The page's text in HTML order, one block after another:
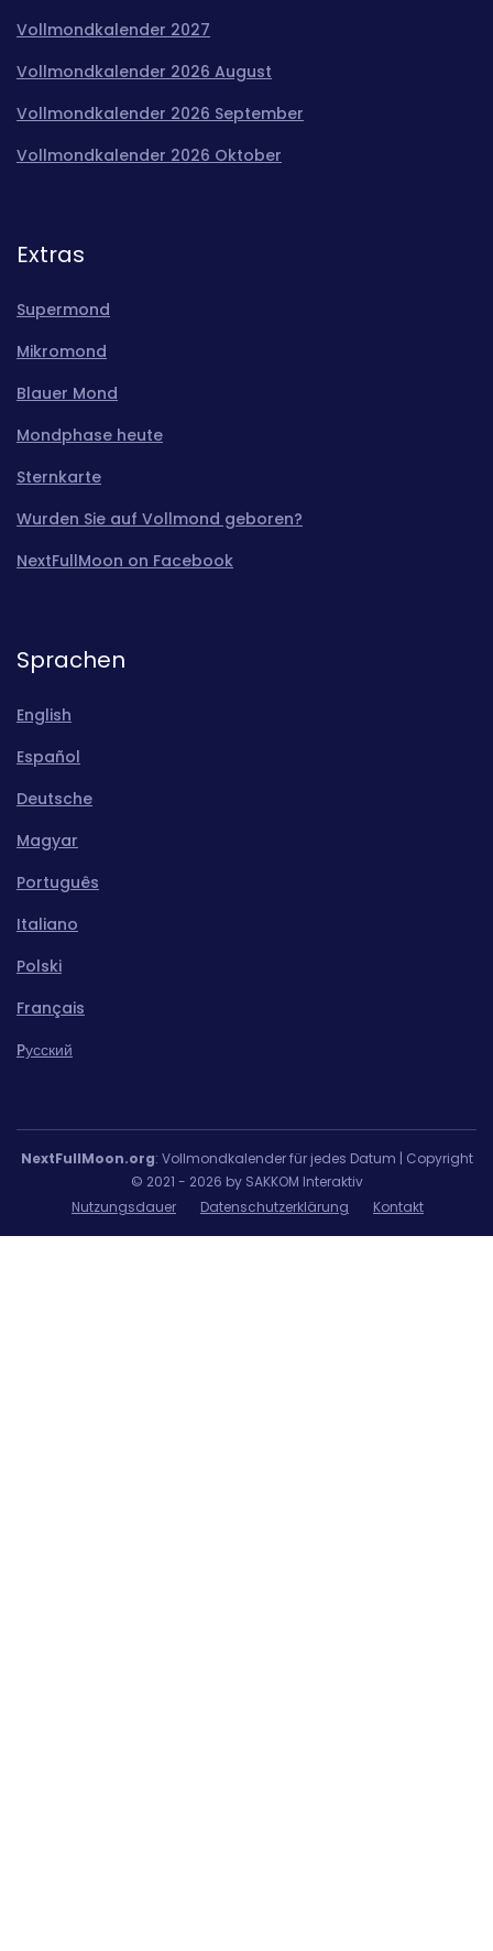
Vollmondkalender 2027
Vollmondkalender 2026 August
Vollmondkalender 2026 September
Vollmondkalender 2026 Oktober
Extras
Supermond
Mikromond
Blauer Mond
Mondphase heute
Sternkarte
Wurden Sie auf Vollmond geboren?
NextFullMoon on Facebook
Sprachen
English
Español
Deutsche
Magyar
Português
Italiano
Polski
Français
Pусский
NextFullMoon.org: Vollmondkalender für jedes Datum | Copyright
© 2021 - 2026 by SAKKOM Interaktiv
Nutzungsdauer
Datenschutzerklärung Kontakt